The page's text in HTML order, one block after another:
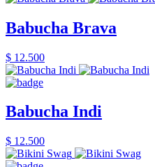
Babucha Brava
$ 12.500
Babucha Indi
$ 12.500